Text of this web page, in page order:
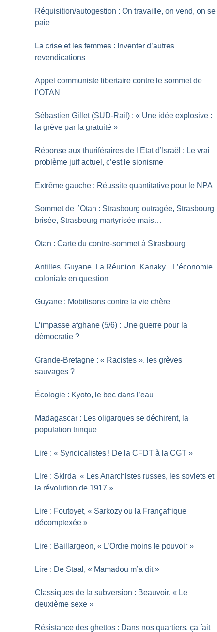
Réquisition/autogestion : On travaille, on vend, on se
paie
La crise et les femmes : Inventer d’autres
revendications
Appel communiste libertaire contre le sommet de
l’OTAN
Sébastien Gillet (SUD-Rail) : « Une idée explosive :
la grève par la gratuité »
Réponse aux thuriféraires de l’Etat d’Israël : Le vrai
problème juif actuel, c’est le sionisme
Extrême gauche : Réussite quantitative pour le NPA
Sommet de l’Otan : Strasbourg outragée, Strasbourg
brisée, Strasbourg martyrisée mais…
Otan : Carte du contre-sommet à Strasbourg
Antilles, Guyane, La Réunion, Kanaky... L’économie
coloniale en question
Guyane : Mobilisons contre la vie chère
L’impasse afghane (5/6) : Une guerre pour la
démocratie ?
Grande-Bretagne : « Racistes », les grèves
sauvages ?
Écologie : Kyoto, le bec dans l’eau
Madagascar : Les oligarques se déchirent, la
population trinque
Lire : « Syndicalistes ! De la CFDT à la CGT »
Lire : Skirda, « Les Anarchistes russes, les soviets et
la révolution de 1917 »
Lire : Foutoyet, « Sarkozy ou la Françafrique
décomplexée »
Lire : Baillargeon, « L’Ordre moins le pouvoir »
Lire : De Staal, « Mamadou m’a dit »
Classiques de la subversion : Beauvoir, « Le
deuxième sexe »
Résistance des ghettos : Dans nos quartiers, ça fait